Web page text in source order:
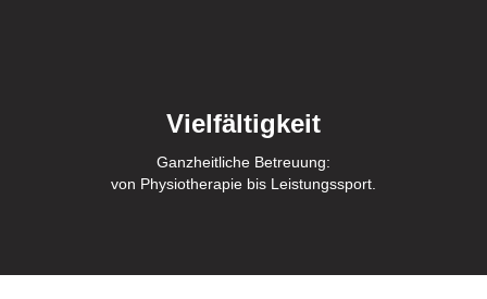
Vielfältigkeit
Ganzheitliche Betreuung:
von Physiotherapie bis Leistungssport.